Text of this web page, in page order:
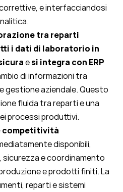
e interfacciandosi
tra reparti
i dati di laboratorio in
esi integra con ERP
di informazioni tra
gestione aziendale. Questo
fluida tra reparti e una
processi produttivi.
competitività
disponibili,
e coordinamento
e prodotti finiti. La
reparti e sistemi